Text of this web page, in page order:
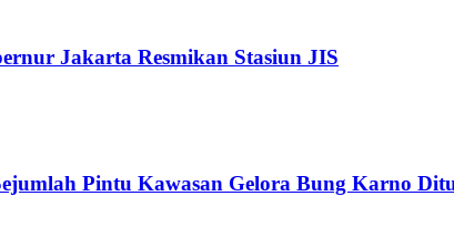
Jakarta Resmikan Stasiun JIS
Pintu Kawasan Gelora Bung Karno